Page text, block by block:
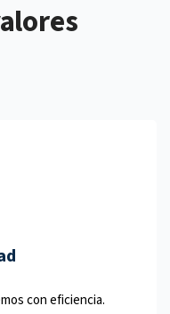
con eficiencia.